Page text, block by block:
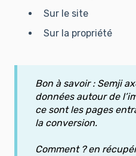
Sur le site
Sur la propriété
Bon à savoir : Semji
données autour de
ce sont les pages
la conversion.
Comment ? en